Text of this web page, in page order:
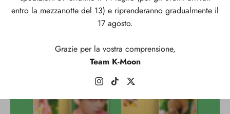
entro la mezzanotte del 13) e riprenderanno gradualmente il
17 agosto.
Grazie per la vostra comprensione,
Team K-Moon